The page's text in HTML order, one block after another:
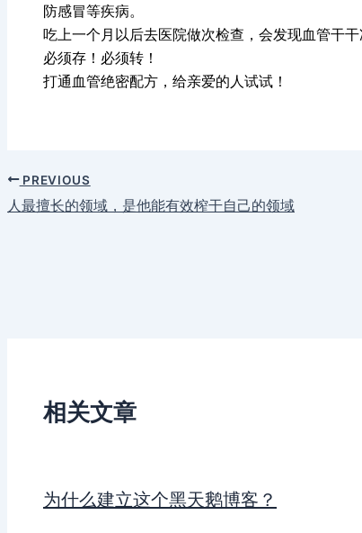
防感冒等疾病。
吃上一个月以后去医院做次检查，会发现血管干干
必须存！必须转！
打通血管绝密配方，给亲爱的人试试！
PREVIOUS
人最擅长的领域，是他能有效榨干自己的领域
相关文章
为什么建立这个黑天鹅博客？